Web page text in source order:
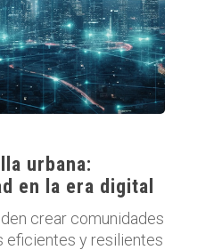
urbana:
en la era digital
crear comunidades
eficientes y resilientes